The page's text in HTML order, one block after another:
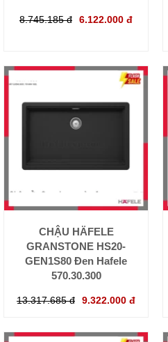
8.745.185 đ 6.122.000 đ
CHẬU HÄFELE
GRANSTONE HS20-
GEN1S80 Đen Hafele
570.30.300
13.317.685 đ 9.322.000 đ